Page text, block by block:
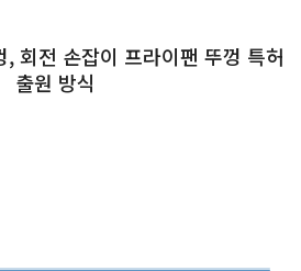
회전 손잡이 프라이팬 뚜껑 특허
출원 방식